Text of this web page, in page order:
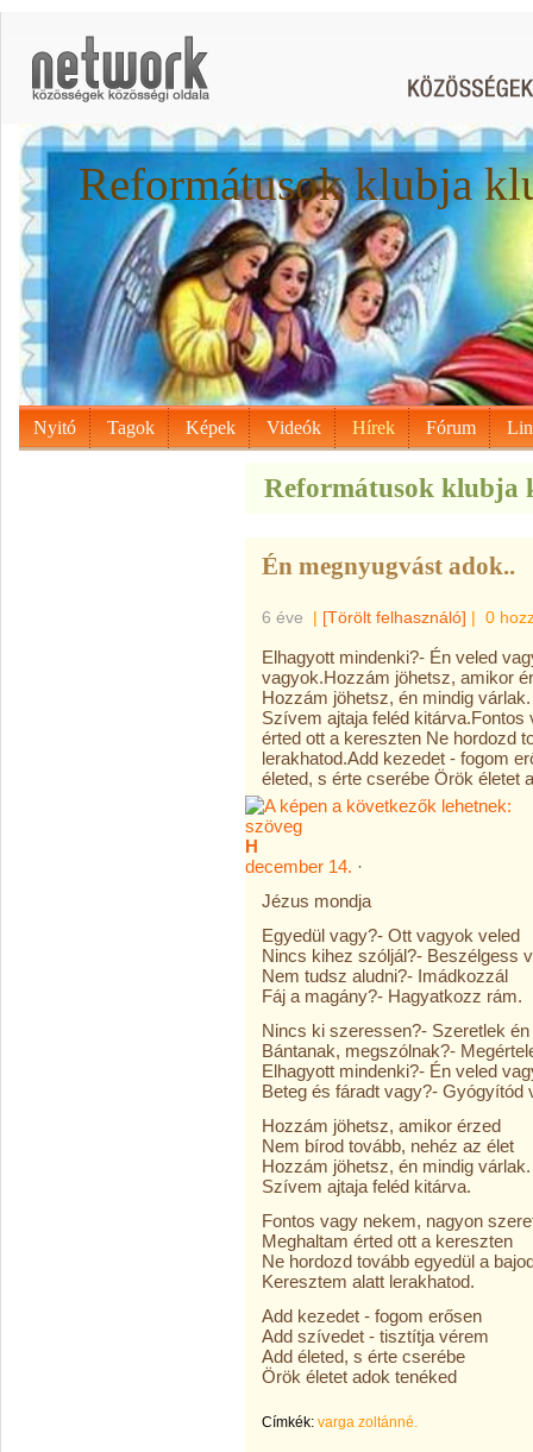
Reformátusok klubja
Nyitó Tagok Képek Videók Hírek Fórum
Reformátusok klubja
Én megnyugvást adok..
6 éve | [Törölt felhasználó] | 0
Elhagyott mindenki?- Én veled
vagyok.Hozzám jöhetsz, amikor
Hozzám jöhetsz, én mindig várlak.
Szívem ajtaja feléd
érted ott a kereszten Ne hordozd
lerakhatod.Add kezedet - fogom
életed, s érte cserébe Örök életet
H
december 14. ·
Jézus mondja
Egyedül vagy?- Ott vagyok veled
Nincs kihez szóljál?- Beszélgess
Nem tudsz aludni?- Imádkozzál
Fáj a magány?- Hagyatkozz rám.
Nincs ki szeressen?- Szeretlek én
Bántanak, megszólnak?-
Elhagyott mindenki?- Én veled
Beteg és fáradt vagy?- Gyógyítód
Hozzám jöhetsz, amikor érzed
Nem bírod tovább, nehéz az élet
Hozzám jöhetsz, én mindig várlak.
Szívem ajtaja feléd kitárva.
Fontos vagy nekem, nagyon
Meghaltam érted ott a kereszten
Ne hordozd tovább egyedül a
Keresztem alatt lerakhatod.
Add kezedet - fogom erősen
Add szívedet - tisztítja vérem
Add életed, s érte cserébe
Örök életet adok tenéked
Címkék: varga zoltánné.